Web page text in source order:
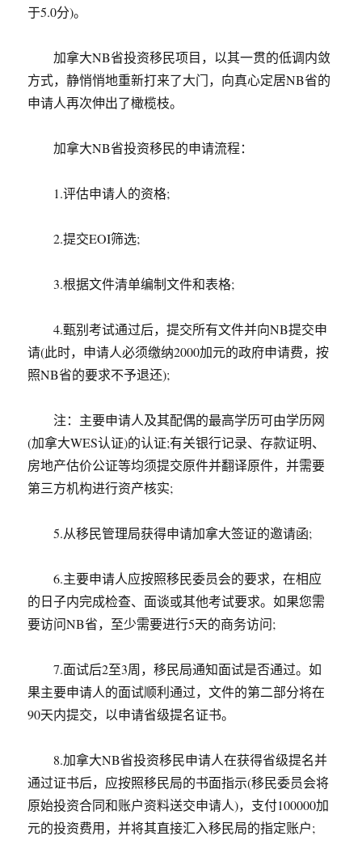
于5.0分)。
加拿大NB省投资移民项目，以其一贯的低调内敛
方式，静悄悄地重新打来了大门，向真心定居NB省的
申请人再次伸出了橄榄枝。
加拿大NB省投资移民的申请流程：
1.评估申请人的资格;
2.提交EOI筛选;
3.根据文件清单编制文件和表格;
4.甄别考试通过后，提交所有文件并向NB提交申
请(此时，申请人必须缴纳2000加元的政府申请费，按
照NB省的要求不予退还);
注：主要申请人及其配偶的最高学历可由学历网
(加拿大WES认证)的认证;有关银行记录、存款证明、
房地产估价公证等均须提交原件并翻译原件，并需要
第三方机构进行资产核实;
5.从移民管理局获得申请加拿大签证的邀请函;
6.主要申请人应按照移民委员会的要求，在相应
的日子内完成检查、面谈或其他考试要求。如果您需
要访问NB省，至少需要进行5天的商务访问;
7.面试后2至3周，移民局通知面试是否通过。如
果主要申请人的面试顺利通过，文件的第二部分将在
90天内提交，以申请省级提名证书。
8.加拿大NB省投资移民申请人在获得省级提名并
通过证书后，应按照移民局的书面指示(移民委员会将
原始投资合同和账户资料送交申请人)，支付100000加
元的投资费用，并将其直接汇入移民局的指定账户;